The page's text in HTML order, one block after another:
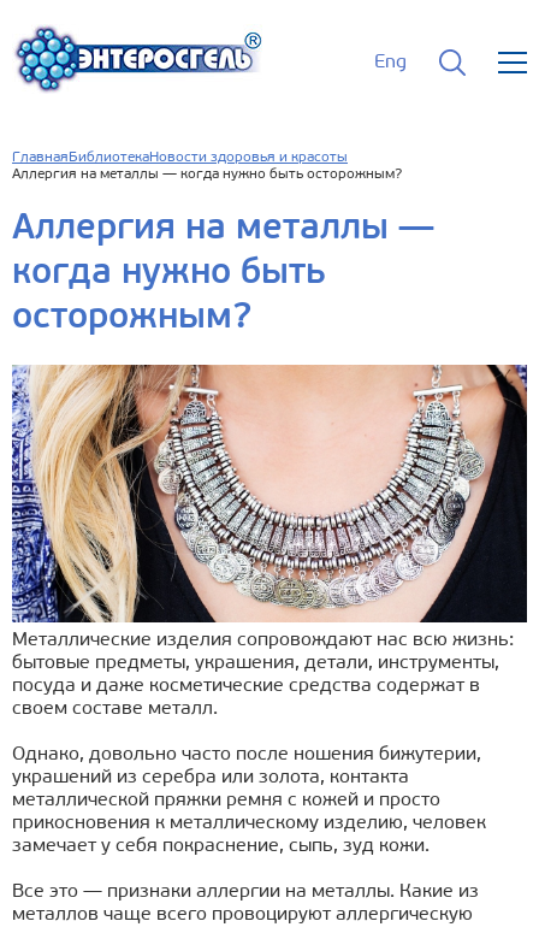
Eng
Главная БиблиотекаНовости здоровья и красоты
Аллергия на металлы — когда нужно быть осторожным?
Аллергия на металлы —
когда нужно быть
осторожным?
Металлические изделия сопровождают нас всю жизнь:
бытовые предметы, украшения, детали, инструменты,
посуда и даже косметические средства содержат в
своем составе металл.
Однако, довольно часто после ношения бижутерии,
украшений из серебра или золота, контакта
металлической пряжки ремня с кожей и просто
прикосновения к металлическому изделию, человек
замечает у себя покраснение, сыпь, зуд кожи.
Все это — признаки аллергии на металлы. Какие из
металлов чаще всего провоцируют аллергическую